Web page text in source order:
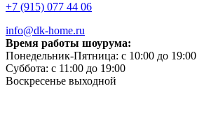
+7 (915) 077 44 06
info@dk-home.ru
Время работы шоурума:
Понедельник-Пятница: c 10:00 до 19:00
Суббота: c 11:00 до 19:00
Воскресенье выходной